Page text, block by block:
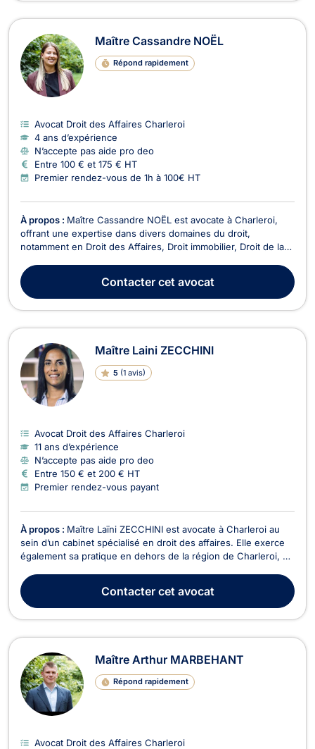
Maître Cassandre NOËL
Répond rapidement
Avocat Droit des Affaires Charleroi
4 ans d’expérience
N’accepte pas aide pro deo
Entre 100 € et 175 € HT
Premier rendez-vous de 1h à 100€ HT
À propos : Maître Cassandre NOËL est avocate à Charleroi,
offrant une expertise dans divers domaines du droit,
notamment en Droit des Affaires, Droit immobilier, Droit de la
créance. Maître NOËL se distingue par son approche
humaine, fiable et professionnelle, s’engageant à fou...
Contactercet avocat
Maître Laini ZECCHINI
5 (1 avis)
Avocat Droit des Affaires Charleroi
11 ans d’expérience
N’accepte pas aide pro deo
Entre 150 € et 200 € HT
Premier rendez-vous payant
À propos : Maître Laïni ZECCHINI est avocate à Charleroi au
sein d’un cabinet spécialisé en droit des affaires. Elle exerce
également sa pratique en dehors de la région de Charleroi, en
fort envers ses clients, Maître ZECCHINI les accompagne en
droit de l’entreprise, avec une pr...
Contactercet avocat
Maître Arthur MARBEHANT
Répond rapidement
Avocat Droit des Affaires Charleroi